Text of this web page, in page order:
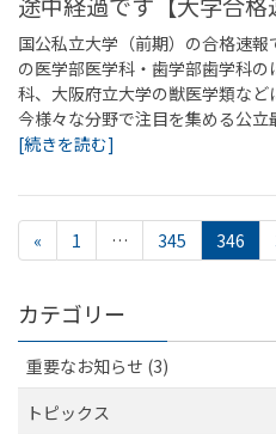
国公私立大学（前期）の合格速
の医学部医学科・歯学部歯学科
科、大阪府立大学の獣医学類な
今様々な分野で注目を集める公
[続きを読む]
« 1 … 345 346
カテゴリー
重要なお知らせ (3)
トピックス